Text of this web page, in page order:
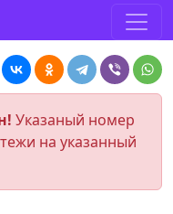
Указаный номер
на указанный